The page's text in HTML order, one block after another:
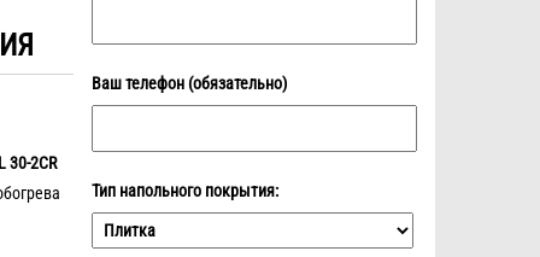
30-2CR
Ваш телефон (обязательно)
Тип напольного покрытия: